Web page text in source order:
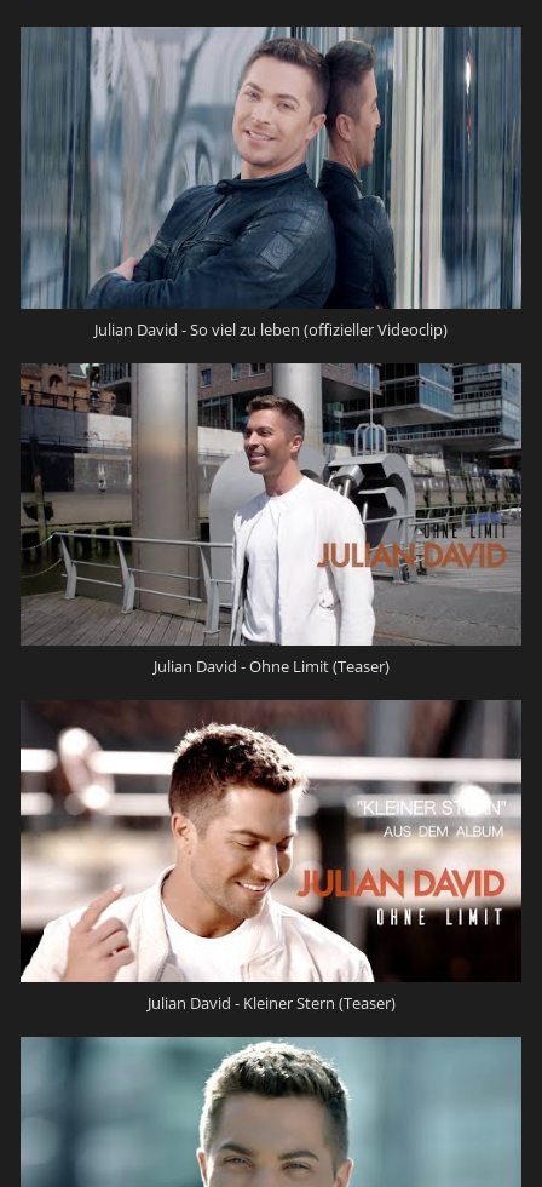
Julian David - So viel zu leben (offizieller Videoclip)
Julian David - Ohne Limit (Teaser)
Julian David - Kleiner Stern (Teaser)